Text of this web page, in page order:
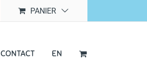
PANIER
CONTACT EN